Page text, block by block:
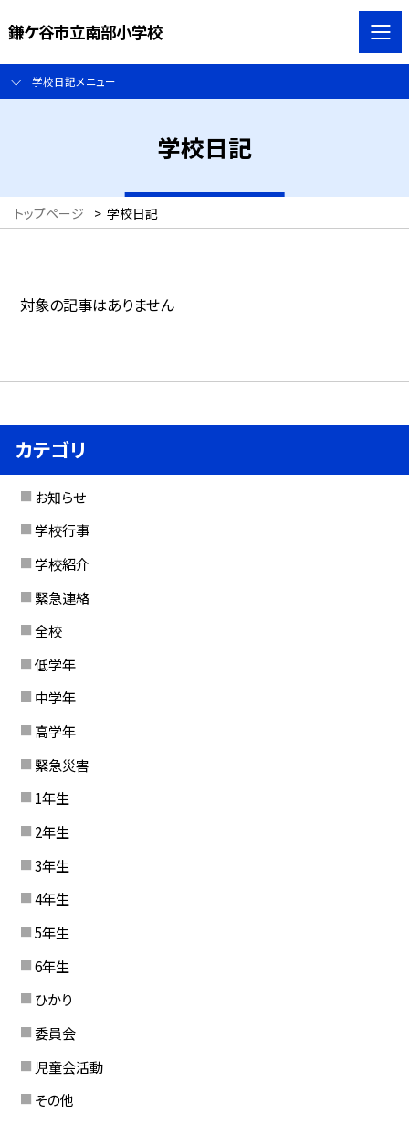
鎌ケ谷市立南部小学校
学校日記メニュー
学校日記
トップページ > 学校日記
対象の記事はありません
カテゴリ
お知らせ
学校行事
学校紹介
緊急連絡
全校
低学年
中学年
高学年
緊急災害
1年生
2年生
3年生
4年生
5年生
6年生
ひかり
委員会
児童会活動
その他